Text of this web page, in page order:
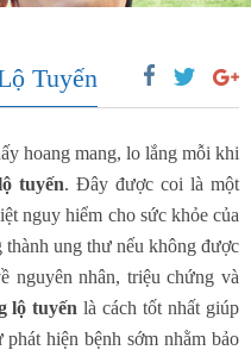
Tuyến
hoang mang, lo lắng mỗi khi
tuyến. Đây được coi là một
nguy hiểm cho sức khỏe của
ung thư nếu không được
nguyên nhân, triệu chứng và
lộ tuyến là cách tốt nhất giúp
hiện bệnh sớm nhằm bảo